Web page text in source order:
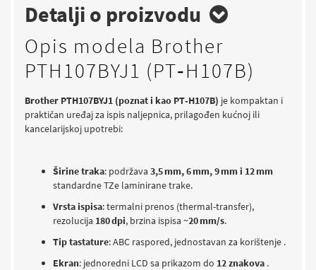
Detalji o proizvodu
Opis modela Brother
PTH107BYJ1 (PT‑H107B)
Brother PTH107BYJ1 (poznat i kao PT‑H107B) je kompaktan i
praktičan uređaj za ispis naljepnica, prilagođen kućnoj ili
kancelarijskoj upotrebi:
Širine traka: podržava 3,5 mm, 6 mm, 9 mm i 12 mm
standardne TZe laminirane trake.
Vrsta ispisa: termalni prenos (thermal-transfer),
rezolucija 180 dpi, brzina ispisa ~20 mm/s.
Tip tastature: ABC raspored, jednostavan za korištenje .
Ekran: jednoredni LCD sa prikazom do 12 znakova .